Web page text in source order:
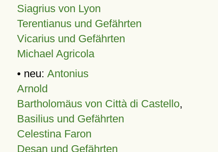
Siagrius von Lyon
Terentianus und Gefährten
Vicarius und Gefährten
Michael Agricola
• neu: Antonius
Arnold
Bartholomäus von Città di Castello,
Basilius und Gefährten
Celestina Faron
Desan und Gefährten